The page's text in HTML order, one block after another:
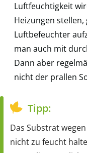
Luftfeuchtigkeit
Heizungen stellen,
Luftbefeuchter
man auch mit
Dann aber
nicht der prallen
Tipp:
Das Substrat
nicht zu feucht